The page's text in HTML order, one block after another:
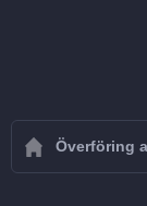
Överföring